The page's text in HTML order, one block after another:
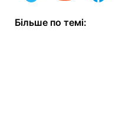
Більше по темі: